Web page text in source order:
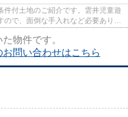
件付土地のご紹介です。雲井児童遊
で、面倒な手入れなど必要ありま
物件です。
問い合わせはこちら